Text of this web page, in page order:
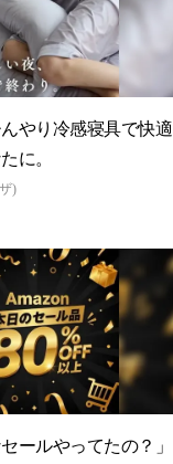
んやり冷感寝具で快適
に。
)
ールやってたの？」